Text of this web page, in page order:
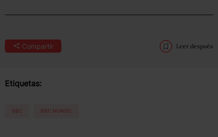
Compartir Leer después
Etiquetas:
BBC BBC MUNDO